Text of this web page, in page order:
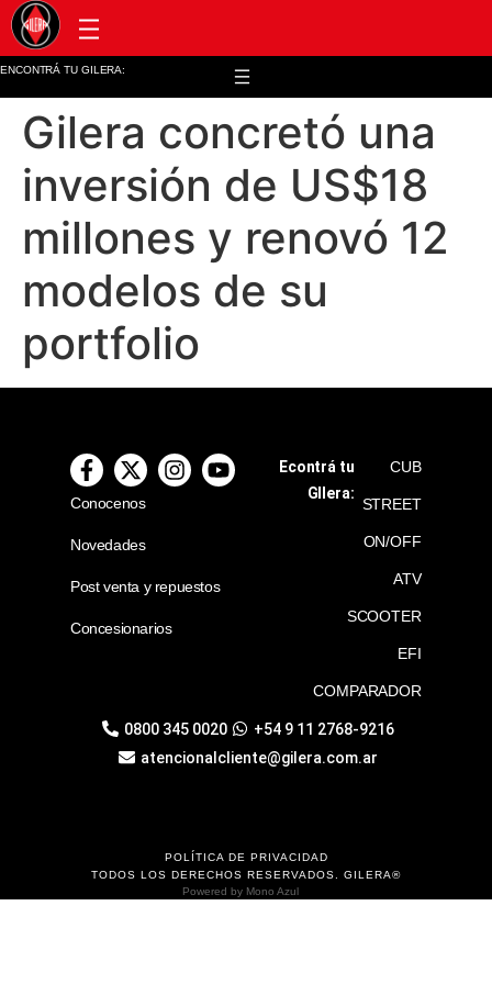
ENCONTRÁ TU GILERA:
Gilera concretó una
inversión de US$18
millones y renovó 12
modelos de su
portfolio
Conocenos
Novedades
Post venta y repuestos
Concesionarios
Econtrá tu
GIlera:
CUB
STREET
ON/OFF
ATV
SCOOTER
EFI
COMPARADOR
0800 345 0020
+54 9 11 2768-9216
atencionalcliente@gilera.com.ar
POLÍTICA DE PRIVACIDAD
TODOS LOS DERECHOS RESERVADOS. GILERA®
Powered by Mono Azul